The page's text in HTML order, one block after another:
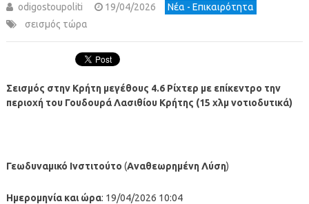
odigostoupoliti 19/04/2026
Νέα - Επικαιρότητα
σεισμός τώρα
Σεισμός στην Κρήτη μεγέθους 4.6 Ρίχτερ με επίκεντρο την
περιοχή του Γουδουρά Λασιθίου Κρήτης (15 χλμ νοτιοδυτικά)
Γεωδυναμικό Ινστιτούτο (ΑναθεωρημένηΛύση)
Ημερομηνία και ώρα: 19/04/2026 10:04